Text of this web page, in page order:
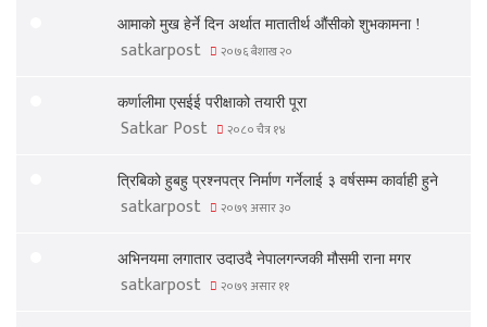
आमाको मुख हेर्ने दिन अर्थात मातातीर्थ औंसीको शुभकामना !
satkarpost २०७६ बैशाख २०
कर्णालीमा एसईई परीक्षाको तयारी पूरा
Satkar Post २०८० चैत्र १४
त्रिबिको हुबहु प्रश्नपत्र निर्माण गर्नेलाई ३ वर्षसम्म कार्वाही हुने
satkarpost २०७९ असार ३०
अभिनयमा लगातार उदाउदै नेपालगन्जकी मौसमी राना मगर
satkarpost २०७९ असार ११